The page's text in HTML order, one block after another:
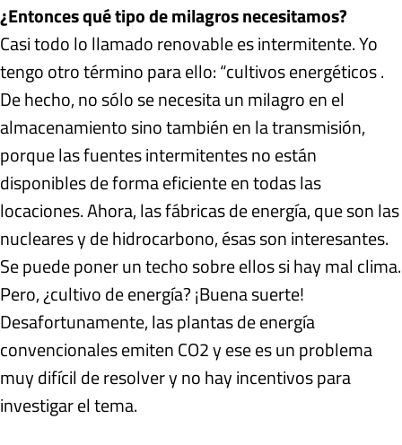
¿Entonces qué tipo de milagros necesitamos?
Casi todo lo llamado renovable es intermitente. Yo
tengo otro término para ello: “cultivos energéticos .
De hecho, no sólo se necesita un milagro en el
almacenamiento sino también en la transmisión,
porque las fuentes intermitentes no están
disponibles de forma eficiente en todas las
locaciones. Ahora, las fábricas de energía, que son las
nucleares y de hidrocarbono, ésas son interesantes.
Se puede poner un techo sobre ellos si hay mal clima.
Pero, ¿cultivo de energía? ¡Buena suerte!
Desafortunamente, las plantas de energía
convencionales emiten CO2 y ese es un problema
muy difícil de resolver y no hay incentivos para
investigar el tema.